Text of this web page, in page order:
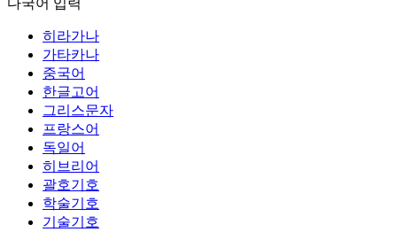
다국어 입력
히라가나
가타카나
중국어
한글고어
그리스문자
프랑스어
독일어
히브리어
괄호기호
학술기호
기술기호